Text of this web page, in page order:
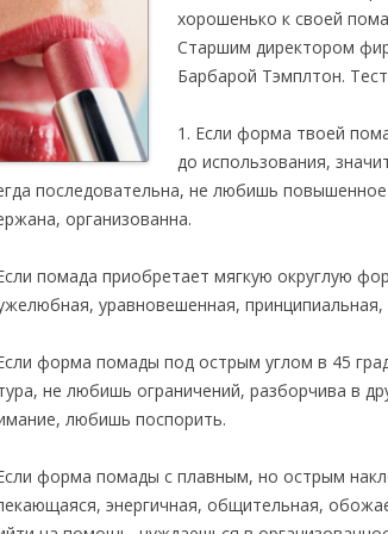
хорошенько к своей
Старшим директором
Барбарой Тэмплтон.
1. Если форма твоей
до использования,
последовательна, не любишь
организованна.
помада приобретает мягкую округлую
уравновешенная, принципиальная,
форма помады под острым углом в 45
не любишь ограничений, разборчива в
любишь поспорить.
форма помады с плавным, но острым
энергичная, общительная,